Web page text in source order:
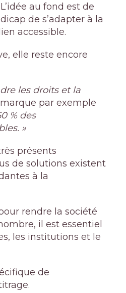
L’idée au fond est de
de s’adapter à la
accessible.
elle reste encore
les droits et la
par exemple
% des
»
présents
de solutions existent
à la
rendre la société
il est essentiel
les institutions et le
de